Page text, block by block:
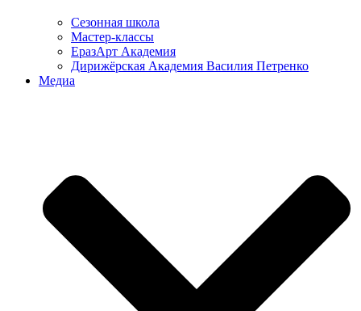
Сезонная школа
Мастер-классы
ЕразАрт Академия
Дирижёрская Академия Василия Петренко
Медиа